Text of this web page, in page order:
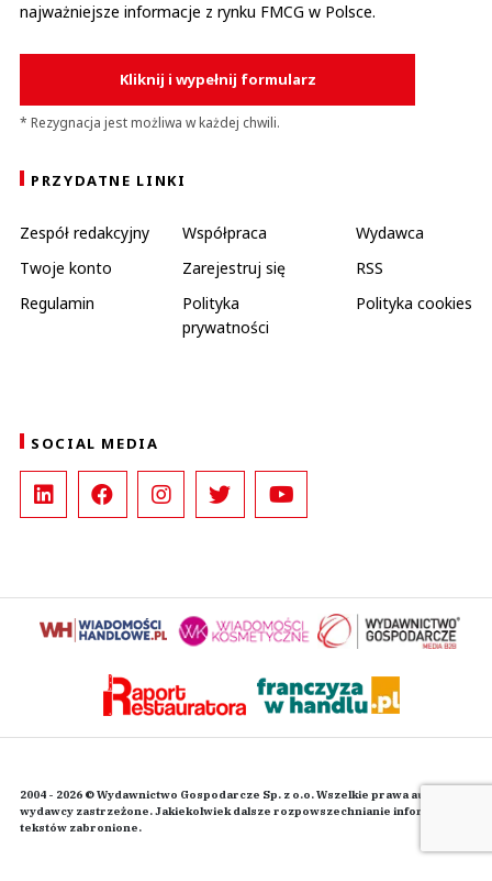
najważniejsze informacje z rynku FMCG w Polsce.
Kliknij i wypełnij formularz
* Rezygnacja jest możliwa w każdej chwili.
PRZYDATNE LINKI
Zespół redakcyjny Współpraca
Wydawca
Twoje konto
Zarejestruj się
RSS
Regulamin
Polityka
prywatności
Polityka cookies
SOCIAL MEDIA
2004 - 2026 © Wydawnictwo Gospodarcze Sp. z o.o. Wszelkie prawa autorskie
wydawcy zastrzeżone. Jakiekolwiek dalsze rozpowszechnianie informacji i
tekstów zabronione.